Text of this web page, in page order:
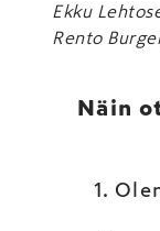
Ekku
Rento
Näin
1.